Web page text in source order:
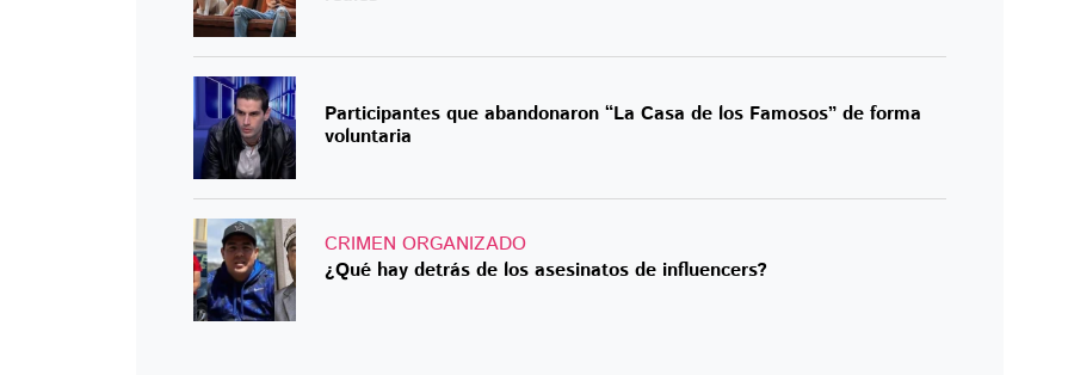
Participantes que abandonaron “La Casa de los Famosos” de forma
voluntaria
CRIMEN ORGANIZADO
¿Qué hay detrás de los asesinatos de influencers?